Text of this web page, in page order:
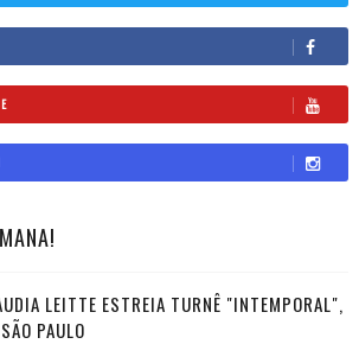
LEITTE ESTREIA TURNÊ "INTEMPORAL",
PAULO